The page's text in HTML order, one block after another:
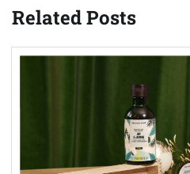
Related Posts